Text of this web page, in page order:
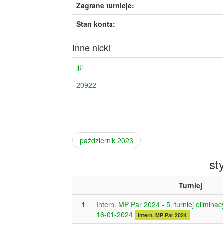
Zagrane turnieje:
Stan konta:
Inne nicki
jjtl
20922
październik 2023
Turniej
1
Intern. MP Par 2024 - 5. turniej
16-01-2024
Intern. MP Par 2024